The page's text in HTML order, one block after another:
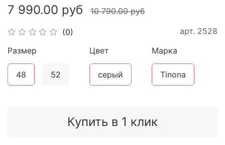
(0) арт. 2528
7 990.00 руб 10 790.00 руб
Купить в 1 клик
Размер
48 52
Цвет
серый
Марка
Tinona